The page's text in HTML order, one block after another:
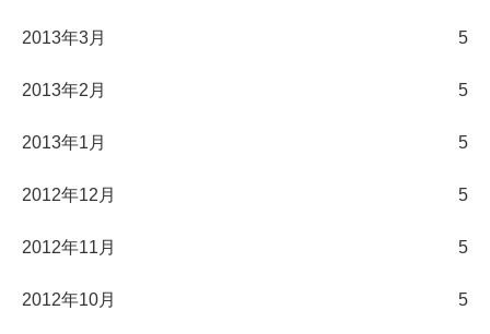
2013年3月 5
2013年2月 5
2013年1月 5
2012年12月 5
2012年11月 5
2012年10月 5